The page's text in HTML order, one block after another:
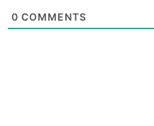
0 COMMENTS